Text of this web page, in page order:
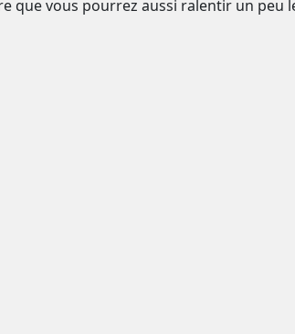
que vous pourrez aussi ralentir un peu